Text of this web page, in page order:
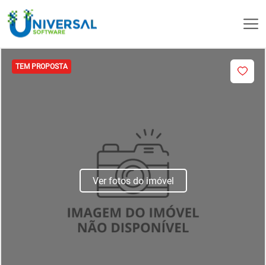
TEM PROPOSTA
Ver fotos do imóvel